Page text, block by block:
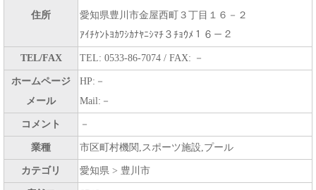
住所
愛知県豊川市金屋西町３丁目１６－２
ｱｲﾁｹﾝﾄﾖｶﾜｼｶﾅﾔﾆｼﾏﾁ３ﾁｮｳﾒ１６－２
TEL/FAX TEL: 0533-86-7074 / FAX: －
ホームページ
メール
HP:－
Mail:－
コメント －
業種 市区町村機関,スポーツ施設,プール
カテゴリ 愛知県 > 豊川市